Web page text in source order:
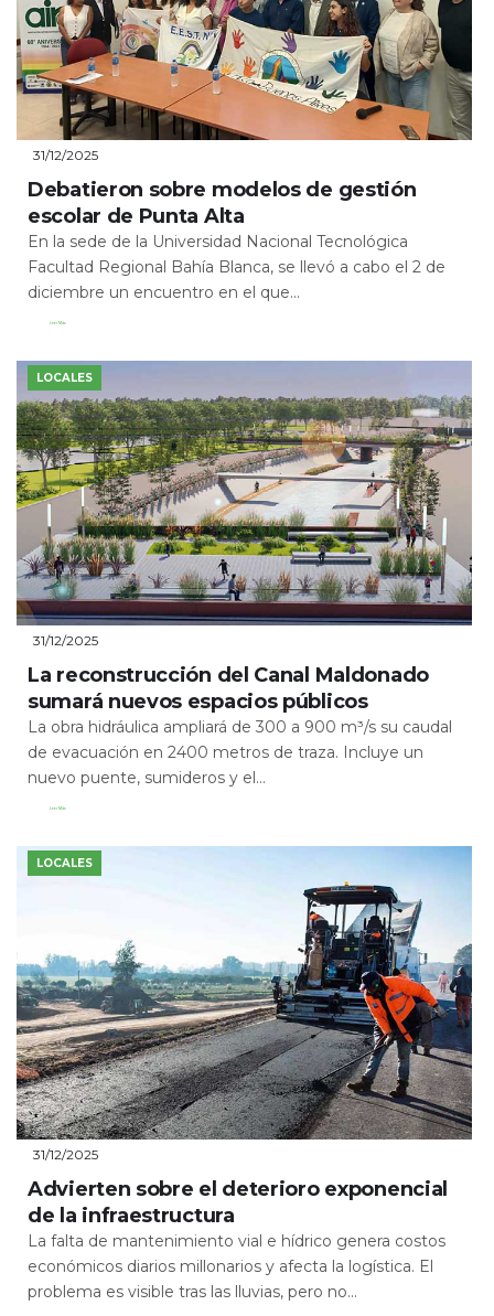
31/12/2025
Debatieron sobre modelos de gestión
escolar de Punta Alta
En la sede de la Universidad Nacional Tecnológica
Facultad Regional Bahía Blanca, se llevó a cabo el 2 de
diciembre un encuentro en el que...
Leer Más
LOCALES
31/12/2025
La reconstrucción del Canal Maldonado
sumará nuevos espacios públicos
La obra hidráulica ampliará de 300 a 900 m³/s su caudal
de evacuación en 2400 metros de traza. Incluye un
nuevo puente, sumideros y el...
Leer Más
LOCALES
31/12/2025
Advierten sobre el deterioro exponencial
de la infraestructura
La falta de mantenimiento vial e hídrico genera costos
económicos diarios millonarios y afecta la logística. El
problema es visible tras las lluvias, pero no...